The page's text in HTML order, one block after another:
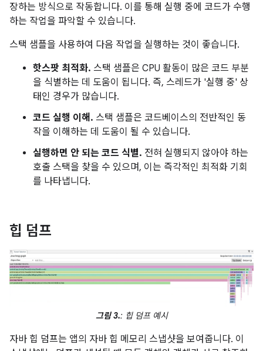
장하는 방식으로 작동합니다. 이를 통해 실행 중에 코드가 수행
하는 작업을 파악할 수 있습니다.
스택 샘플을 사용하여 다음 작업을 실행하는 것이 좋습니다.
핫스팟 최적화. 스택 샘플은 CPU 활동이 많은 코드 부분
을 식별하는 데 도움이 됩니다. 즉, 스레드가 '실행 중' 상
태인 경우가 많습니다.
코드 실행 이해. 스택 샘플은 코드베이스의 전반적인 동
작을 이해하는 데 도움이 될 수 있습니다.
실행하면 안 되는 코드 식별. 전혀 실행되지 않아야 하는
호출 스택을 찾을 수 있으며, 이는 즉각적인 최적화 기회
를 나타냅니다.
힙 덤프
그림 3.: 힙 덤프 예시
자바 힙 덤프는 앱의 자바 힙 메모리 스냅샷을 보여줍니다. 이